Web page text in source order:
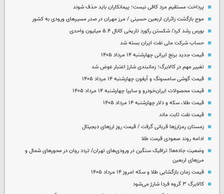
پرداخت مستقیم مزد کافی نیست؛ پیمانکاران باید حذف شوند
موج بازگشت زائران اربعین حسینی / مرز مهران در صدر مسیرهای ورودی به کشور
بورس رشد کرد/ شکستن رکورد تاریخی کانال ۵.۴ میلیون واحدی
حساب‌ شرکت ملی نفت ایران بسته شد
قیمت جدید برنج ایرانی چهارشنبه ۱۴ مرداد ۱۴۰۵
تغییر مهم در کالابرگ؛ زمانبندی‌ شارژ اعتبار عوض شد
قیمت گوشی سامسونگ و آیفون چهارشنبه ۱۴ مرداد ۱۴۰۵
قیمت محصولات ایران‌خودرو و سایپا چهارشنبه ۱۴ مرداد ۱۴۰۵
قیمت طلا، سکه و دلار چهارشنبه ۱۴ مرداد ۱۴۰۵
قیمت نفت ثابت ماند
زمستان رمزارزها قربانی گرفت / قیمت روز ارزهای دیجیتال
ادامه روند صعودی قیمت طلا
وضعیت جاده‌ها| ترافیک سنگین در ورودی‌های تهران/ تردد روان در محورهای شمال و
مرزهای اربعین
قیمت زمان بازگشایی طلا و سکه امروز ۱۴ مرداد ۱۴۰۵
کالابرگ ۳ گروه فردا شارژ می‌شود